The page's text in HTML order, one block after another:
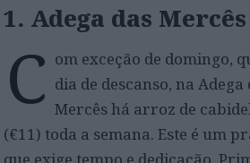
1. Adega das Mercês
C om exceção de domingo,
dia de descanso, na Adega
Mercês há arroz de
(€11) toda a semana. Este é um
que exige tempo e dedicação.